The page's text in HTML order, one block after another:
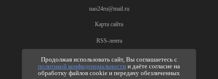
Продолжая использовать сайт, Вы соглашаетесь с
политикой конфиденциальностии даёте согласие на
обработку файлов cookie и передачу обезличенных
nao24ru@mail.ru
Карта сайта
RSS-лента
ПО ВОПРОСАМ РЕКЛАМЫ
8 (81853) 4-63-61